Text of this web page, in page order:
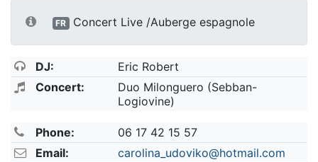
FR Concert Live /Auberge espagnole
DJ:
Eric Robert
Concert:
Duo Milonguero (Sebban-
Logiovine)
Phone:
06 17 42 15 57
Email:
carolina_udoviko@hotmail.com